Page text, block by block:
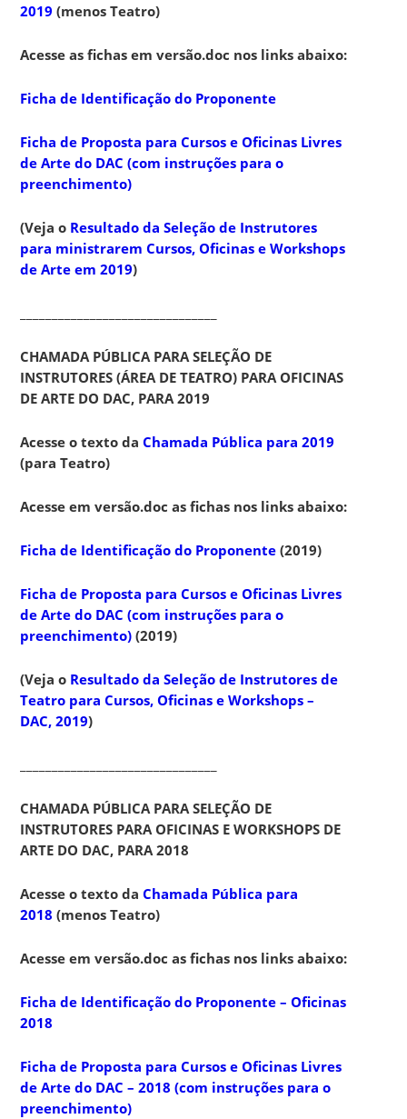
2019 (menos Teatro)
Acesse as fichas em versão.doc nos links abaixo:
Ficha de Identificação do Proponente
Ficha de Proposta para Cursos e Oficinas Livres
de Arte do DAC (com instruções para o
preenchimento)
(Veja o Resultado da Seleção de Instrutores
para ministrarem Cursos, Oficinas e Workshops
de Arte em 2019)
CHAMADA PÚBLICA PARA SELEÇÃO DE
INSTRUTORES (ÁREA DE TEATRO) PARA OFICINAS
DE ARTE DO DAC, PARA 2019
Acesse o texto daChamada Pública para 2019
(para Teatro)
Acesse em versão.doc as fichas nos links abaixo:
Ficha de Identificação do Proponente (2019)
Ficha de Proposta para Cursos e Oficinas Livres
de Arte do DAC (com instruções para o
preenchimento) (2019)
(Veja o Resultado da Seleção de Instrutores de
Teatro para Cursos, Oficinas e Workshops –
DAC, 2019)
CHAMADA PÚBLICA PARA SELEÇÃO DE
INSTRUTORES PARA OFICINAS E WORKSHOPS DE
ARTE DO DAC, PARA 2018
Acesse o texto daChamada Pública para
2018 (menos Teatro)
Acesse em versão.doc as fichas nos links abaixo:
Ficha de Identificação do Proponente – Oficinas
2018
Ficha de Proposta para Cursos e Oficinas Livres
de Arte do DAC – 2018 (com instruções para o
preenchimento)